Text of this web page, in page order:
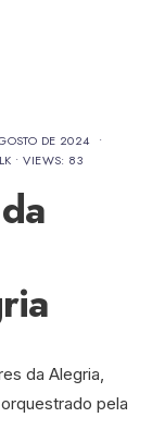
DE 2024 •
•VIEWS: 83
da Alegria,
pela